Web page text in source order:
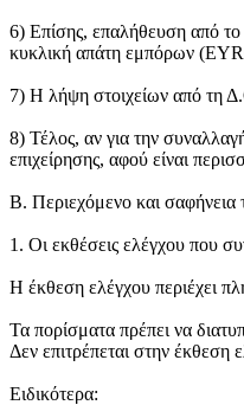
6) Επίσης, επαλήθευση από
κυκλική απάτη εμπόρων
7) Η λήψη στοιχείων από τη
8) Τέλος, αν για την
επιχείρησης, αφού είναι
Β. Περιεχόμενο και σαφήνεια
1. Οι εκθέσεις ελέγχου που
Η έκθεση ελέγχου περιέχει
Τα πορίσματα πρέπει να
Δεν επιτρέπεται στην έκθεση
Ειδικότερα: